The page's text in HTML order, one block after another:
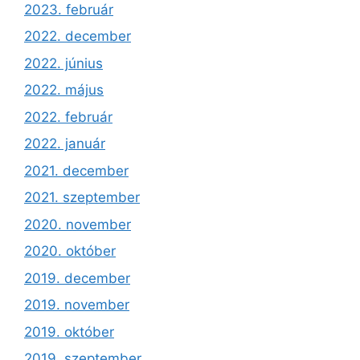
2023. február
2022. december
2022. június
2022. május
2022. február
2022. január
2021. december
2021. szeptember
2020. november
2020. október
2019. december
2019. november
2019. október